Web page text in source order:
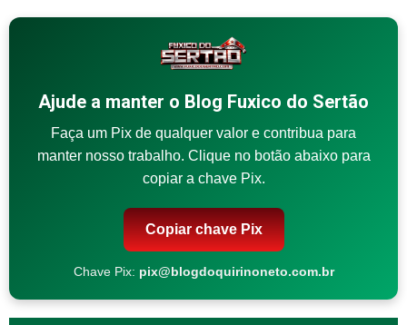
Ajude a manter o Blog Fuxico do Sertão
Faça um Pix de qualquer valor e contribua para
manter nosso trabalho. Clique no botão abaixo para
copiar a chave Pix.
Copiar chave Pix
Chave Pix: pix@blogdoquirinoneto.com.br